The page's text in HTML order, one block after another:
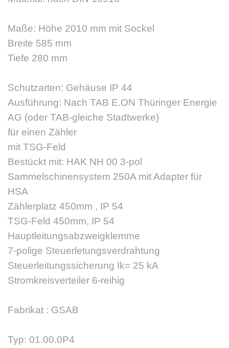
Maße: Höhe 2010 mm mit Sockel
Breite 585 mm
Tiefe 280 mm
Schutzarten: Gehäuse IP 44
Ausführung: Nach TAB E.ON Thüringer Energie
AG (oder TAB-gleiche Stadtwerke)
für einen Zähler
mit TSG-Feld
Bestückt mit: HAK NH 00 3-pol
Sammelschinensystem 250A mit Adapter für
HSA
Zählerplatz 450mm , IP 54
TSG-Feld 450mm, IP 54
Hauptleitungsabzweigklemme
7-polige Steuerletungsverdrahtung
Steuerleitungssicherung Ik= 25 kA
Stromkreisverteiler 6-reihig
Fabrikat : GSAB
Typ: 01.00.0P4